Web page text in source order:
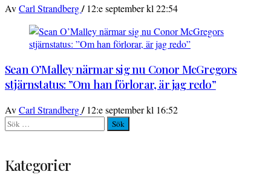
AvCarl Strandberg/ 12:e september kl 22:54
Sean O’Malley närmar sig nu Conor McGregors
stjärnstatus: ”Om han förlorar, är jag redo”
AvCarl Strandberg/ 12:e september kl 16:52
Sök
efter:
Kategorier